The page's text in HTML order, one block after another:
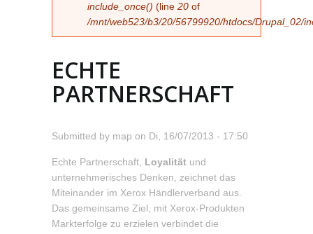
include_once() (line 20 of
/mnt/web523/b3/20/56799920/htdocs/Drupal_02/
ECHTE
PARTNERSCHAFT
Submitted by map on Di, 16/07/2013 - 17:50
Echte Partnerschaft, Loyalität und
unternehmerisches Denken, zeichnet das
Miteinander im Xerox Händlerverband aus.
Das gemeinsame Ziel, mit Xerox-Produkten
Markterfolge zu erzielen verbindet die